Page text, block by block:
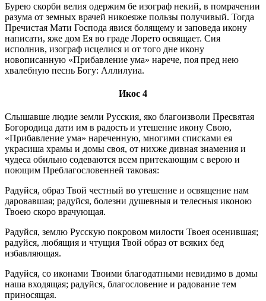
Бурею скорби велия одержим бе изограф некий, в помрачении
разума от земных врачей никоеяже пользы получивый. Тогда
Пречистая Мати Господа явися болящему и заповеда икону
написати, яже дом Ея во граде Лорето освящает. Сия
исполнив, изограф исцелися и от того дне икону
новописанную «Прибавление ума» нарече, поя пред нею
хвалебную песнь Богу: Аллилуиа.
Икос 4
Слышавше людие земли Русския, яко благоизволи Пресвятая
Богородица дати им в радость и утешение икону Свою,
«Прибавление ума» нареченную, многими списками ея
украсиша храмы и домы своя, от нихже дивная знамения и
чудеса обильно содеваются всем притекающим с верою и
поющим Преблагословенней таковая:
Радуйся, образ Твой честный во утешение и освящение нам
даровавшая; радуйся, болезни душевныя и телесныя иконою
Твоею скоро врачующая.
Радуйся, землю Русскую покровом милости Твоея осенившая;
радуйся, любящия и чтущия Твой образ от всяких бед
избавляющая.
Радуйся, со иконами Твоими благодатными невидимо в домы
наша входящая; радуйся, благословение и радование тем
приносящая.